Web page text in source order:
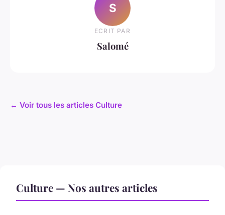
S
ECRIT PAR
Salomé
← Voir tous les articles Culture
Culture — Nos autres articles